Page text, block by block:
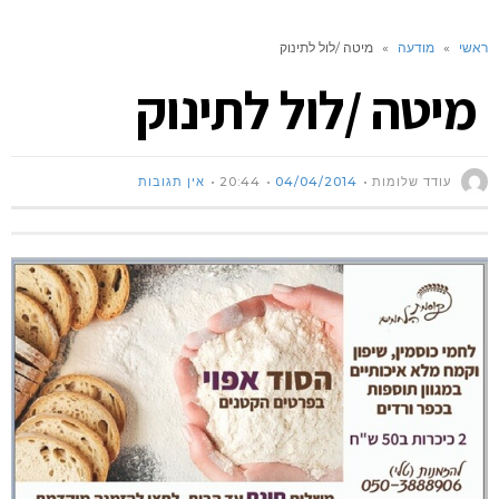
ראשי » מודעה » מיטה /לול לתינוק
מיטה /לול לתינוק
עודד שלומות 04/04/2014
20:44 אין תגובות